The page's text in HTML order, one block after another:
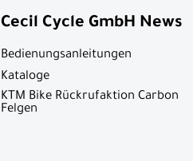
Cecil Cycle GmbH News
Bedienungsanleitungen
Kataloge
KTM Bike Rückrufaktion Carbon
Felgen